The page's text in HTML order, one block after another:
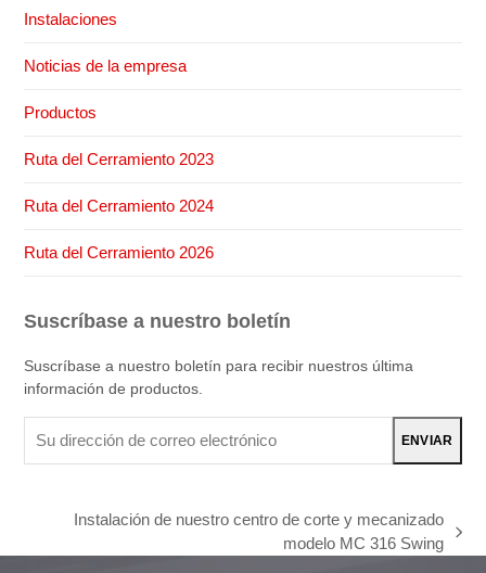
Instalaciones
Noticias de la empresa
Productos
Ruta del Cerramiento 2023
Ruta del Cerramiento 2024
Ruta del Cerramiento 2026
Suscríbase a nuestro boletín
Suscríbase a nuestro boletín para recibir nuestros última
información de productos.
dirección
electrónico
ENVIAR
Instalación de nuestro centro de corte y mecanizado
modelo MC 316 Swing